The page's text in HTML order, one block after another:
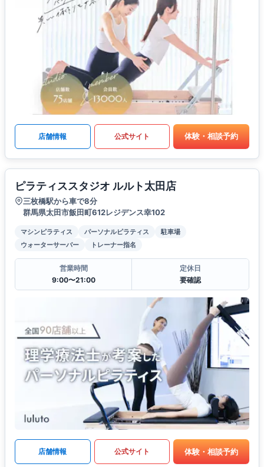
店舗情報 公式サイト 体験・相談予約
ピラティススタジオ ルルト太田店
三枚橋駅から車で8分
群馬県太田市飯田町612レジデンス幸102
マシンピラティス パーソナルピラティス
駐車場
ウォーターサーバー
トレーナー指名
営業時間
9:00〜21:00
定休日
要確認
店舗情報 公式サイト 体験・相談予約